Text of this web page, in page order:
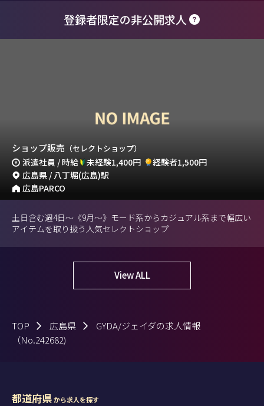
登録者限定の非公開求人
ショップ販売 （セレクトショップ）
派遣社員 / 時給 未経験1,400円
経験者1,500円
広島県 / 八丁堀(広島)駅
広島PARCO
土日含む週4日～《9月〜》モード系からカジュアル系まで幅広い
アイテムを取り扱う人気セレクトショップ
View ALL
TOP 広島県
GYDA/ジェイダの求人情報
（No.242682)
都道府県から求人を探す